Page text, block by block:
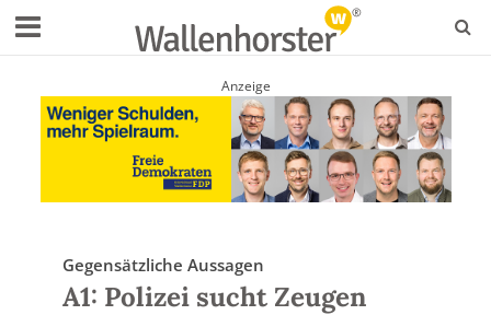
Anzeige
Gegensätzliche Aussagen
A1: Polizei sucht Zeugen